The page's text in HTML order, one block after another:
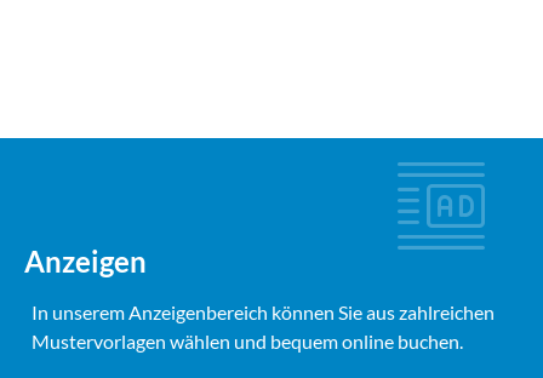
Anzeigen
In unserem Anzeigenbereich können Sie aus zahlreichen
Mustervorlagen wählen und bequem online buchen.